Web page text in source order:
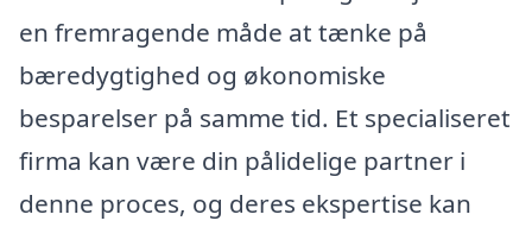
en fremragende måde at tænke på
bæredygtighed og økonomiske
besparelser på samme tid. Et specialiseret
firma kan være din pålidelige partner i
denne proces, og deres ekspertise kan